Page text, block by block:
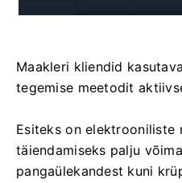
Maakleri kliendid
tegemise meetodit
Esiteks on elektrooniliste
täiendamiseks palju
pangaülekandest kuni